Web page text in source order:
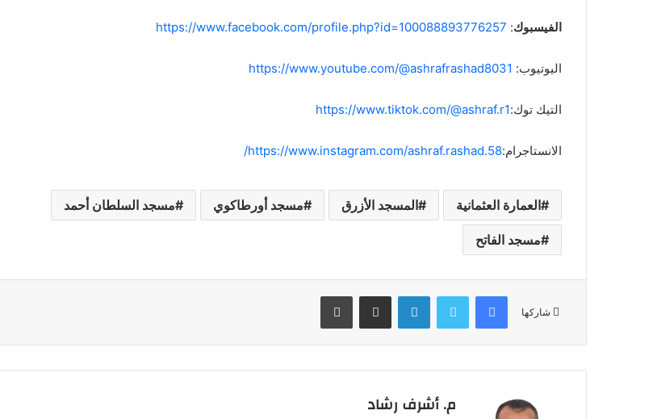
الفيسبوك:
https://www.facebook.com/profile.php?id=100088893776257
اليوتيوب: https://www.youtube.com/@ashrafrashad8031
التيك توك:https://www.tiktok.com/@ashraf.r1
الانستاجرام:https://www.instagram.com/ashraf.rashad.58/
العمارة العثمانية المسجد الأزرق مسجد أورطاكوي مسجد السلطان أحمد
مسجد الفاتح
شاركها
فيسبوك تويتر لينكدإن مشاركة عبر البريد طباعة
م. أشرف رشاد